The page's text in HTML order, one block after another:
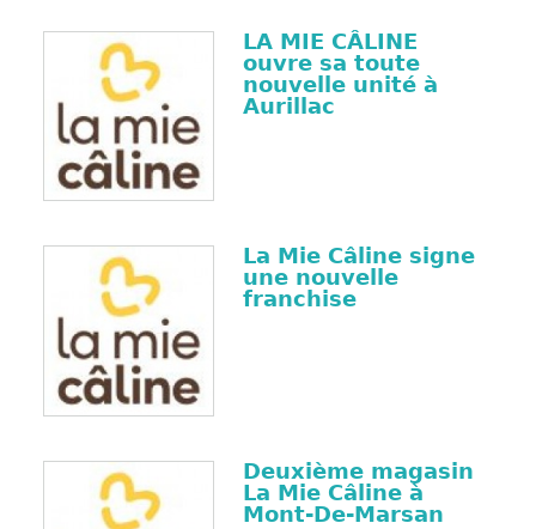
LA MIE CÂLINE
ouvre sa toute
nouvelle unité à
Aurillac
La Mie Câline signe
une nouvelle
franchise
Deuxième magasin
La Mie Câline à
Mont-De-Marsan